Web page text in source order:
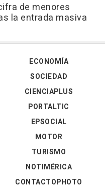
de menores
la entrada masiva
ECONOMÍA
SOCIEDAD
CIENCIAPLUS
PORTALTIC
EPSOCIAL
MOTOR
TURISMO
NOTIMÉRICA
CONTACTOPHOTO